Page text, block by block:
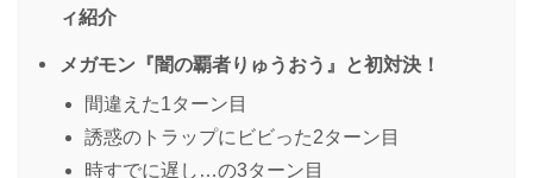
ィ紹介
メガモン『闇の覇者りゅうおう』と初対決！
間違えた1ターン目
誘惑のトラップにビビった2ターン目
時すでに遅し…の3ターン目